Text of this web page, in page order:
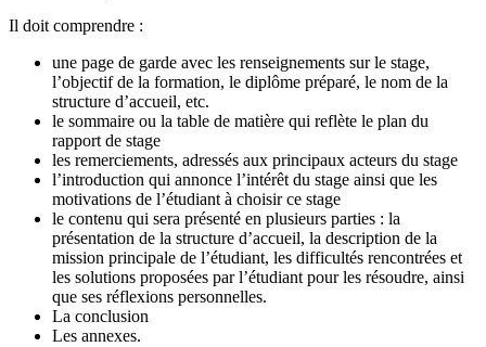
Il doit comprendre :
une page de garde avec les renseignements sur le stage,
l’objectif de la formation, le diplôme préparé, le nom de la
structure d’accueil, etc.
le sommaire ou la table de matière qui reflète le plan du
rapport de stage
les remerciements, adressés aux principaux acteurs du stage
l’introduction qui annonce l’intérêt du stage ainsi que les
motivations de l’étudiant à choisir ce stage
le contenu qui sera présenté en plusieurs parties : la
présentation de la structure d’accueil, la description de la
mission principale de l’étudiant, les difficultés rencontrées et
les solutions proposées par l’étudiant pour les résoudre, ainsi
que ses réflexions personnelles.
La conclusion
Les annexes.